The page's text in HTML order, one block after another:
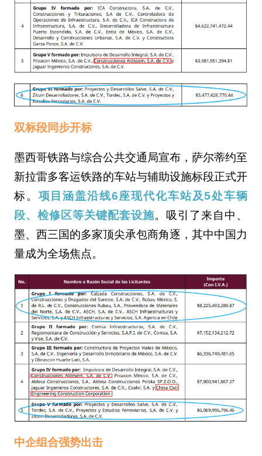
双标段同步开标
墨西哥铁路与综合公共交通局宣布，萨尔蒂约至
新拉雷多客运铁路的车站与辅助设施标段正式开
标。 项目涵盖沿线6座现代化车站及5处车辆
段、检修区等关键配套设施。吸引了来自中、
墨、西三国的多家顶尖承包商角逐，其中中国力
量成为全场焦点。
中企组合强势出击